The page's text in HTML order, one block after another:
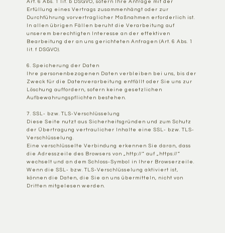
Art. 6 Abs. 1 lit. b DSGVO, sofern Ihre Anfrage mit der
Erfüllung eines Vertrags zusammenhängt oder zur
Durchführung vorvertraglicher Maßnahmen erforderlich ist.
In allen übrigen Fällen beruht die Verarbeitung auf
unserem berechtigten Interesse an der effektiven
Bearbeitung der an uns gerichteten Anfragen (Art. 6 Abs. 1
lit. f DSGVO).
6. Speicherung der Daten
Ihre personenbezogenen Daten verbleiben bei uns, bis der
Zweck für die Datenverarbeitung entfällt oder Sie uns zur
Löschung auffordern, sofern keine gesetzlichen
Aufbewahrungspflichten bestehen.
7. SSL- bzw. TLS-Verschlüsselung
Diese Seite nutzt aus Sicherheitsgründen und zum Schutz
der Übertragung vertraulicher Inhalte eine SSL- bzw. TLS-
Verschlüsselung.
Eine verschlüsselte Verbindung erkennen Sie daran, dass
die Adresszeile des Browsers von „http://“ auf „https://“
wechselt und an dem Schloss-Symbol in Ihrer Browserzeile.
Wenn die SSL- bzw. TLS-Verschlüsselung aktiviert ist,
können die Daten, die Sie an uns übermitteln, nicht von
Dritten mitgelesen werden.